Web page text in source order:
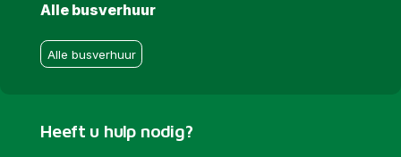
Alle busverhuur
Alle busverhuur
Heeft u hulp nodig?